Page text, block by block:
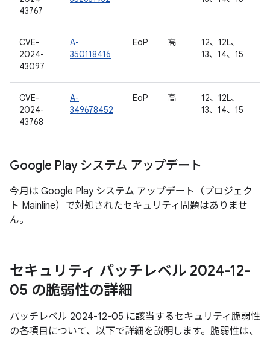
43767
CVE-
2024-
43097
A-
350118416
EoP 高
12、12L、
13、14、15
CVE-
2024-
43768
A-
349678452
EoP 高
12、12L、
13、14、15
Google Play システム アップデート
今月は Google Play システム アップデート（プロジェク
ト Mainline）で対処されたセキュリティ問題はありませ
ん。
セキュリティ パッチレベル 2024-12-
05 の脆弱性の詳細
パッチレベル 2024-12-05 に該当するセキュリティ脆弱性
の各項目について、以下で詳細を説明します。脆弱性は、